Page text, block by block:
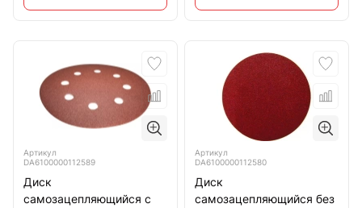
Артикул
DA6100000112589
Диск
самозацепляющийся с
Артикул
DA6100000112580
Диск
самозацепляющийся без